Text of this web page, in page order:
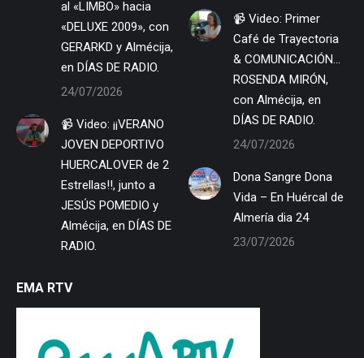
al «LIMBO» hacia
«DELUXE 2009», con
GERARKD y Almécija,
en DÍAS DE RADIO.
24/07/2026
📹 Video: ¡¡VERANO
JOVEN DEPORTIVO
HUERCALOVER de 2
Estrellas!!, junto a
JESÚS POMEDIO y
Almécija, en DÍAS DE
RADIO.
📹 Video: Primer
Café de Trayectoria
& COMUNICACIÓN…
ROSENDA MIRÓN,
con Almécija, en
DÍAS DE RADIO.
24/07/2026
Dona Sangre Dona
Vida – En Huércal de
Almería dia 24
23/07/2026
EMA RTV